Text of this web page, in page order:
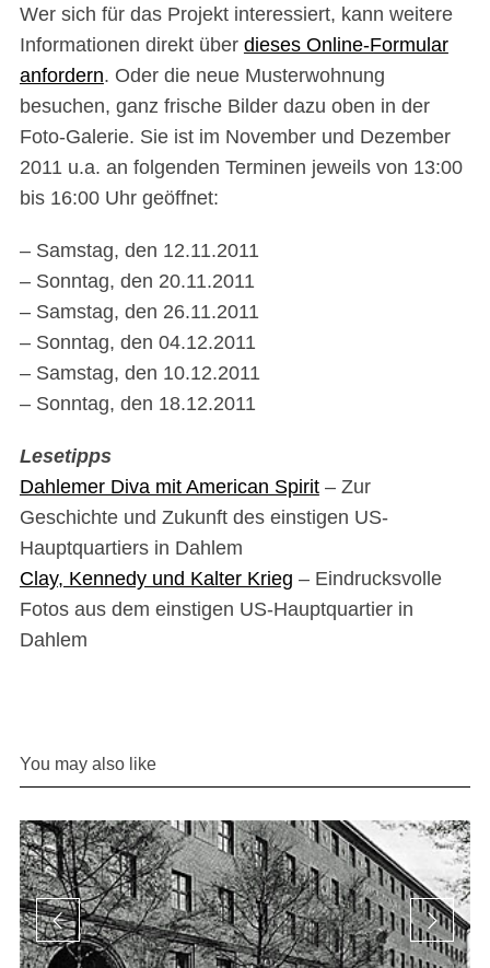
Wer sich für das Projekt interessiert, kann weitere
Informationen direkt über dieses Online-Formular
anfordern. Oder die neue Musterwohnung
besuchen, ganz frische Bilder dazu oben in der
Foto-Galerie. Sie ist im November und Dezember
2011 u.a. an folgenden Terminen jeweils von 13:00
bis 16:00 Uhr geöffnet:
– Samstag, den 12.11.2011
– Sonntag, den 20.11.2011
– Samstag, den 26.11.2011
– Sonntag, den 04.12.2011
– Samstag, den 10.12.2011
– Sonntag, den 18.12.2011
Lesetipps
Dahlemer Diva mit American Spirit– Zur
Geschichte und Zukunft des einstigen US-
Hauptquartiers in Dahlem
Clay, Kennedy und Kalter Krieg – Eindrucksvolle
Fotos aus dem einstigen US-Hauptquartier in
Dahlem
You may also like